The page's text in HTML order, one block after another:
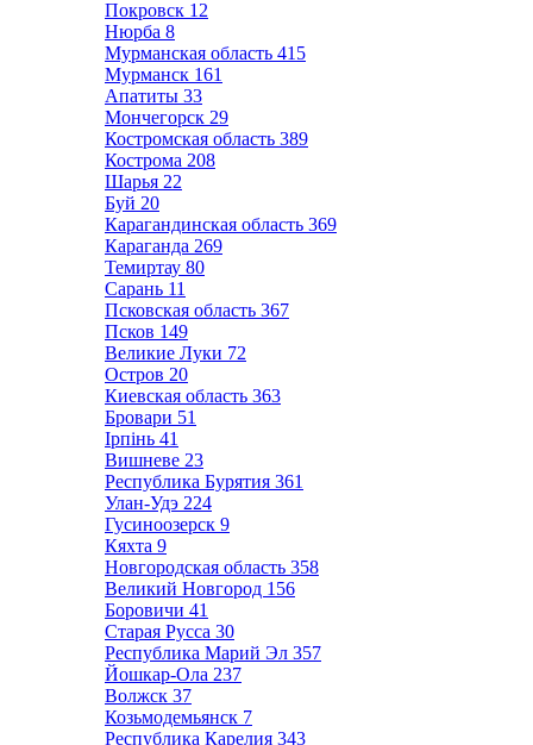
Покровск 12
Нюрба 8
Мурманская область 415
Мурманск 161
Апатиты 33
Мончегорск 29
Костромская область 389
Кострома 208
Шарья 22
Буй 20
Карагандинская область 369
Караганда 269
Темиртау 80
Сарань 11
Псковская область 367
Псков 149
Великие Луки 72
Остров 20
Киевская область 363
Бровари 51
Ірпінь 41
Вишневе 23
Республика Бурятия 361
Улан-Удэ 224
Гусиноозерск 9
Кяхта 9
Новгородская область 358
Великий Новгород 156
Боровичи 41
Старая Русса 30
Республика Марий Эл 357
Йошкар-Ола 237
Волжск 37
Козьмодемьянск 7
Республика Карелия 343